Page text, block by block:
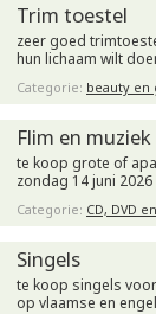
Trim toestel
zeer goed
hun lichaam wilt
Categorie: beauty en
Flim en muziek
te koop grote of
zondag 14 juni 2026
Categorie: CD, DVD
Singels
te koop singels
op vlaamse en